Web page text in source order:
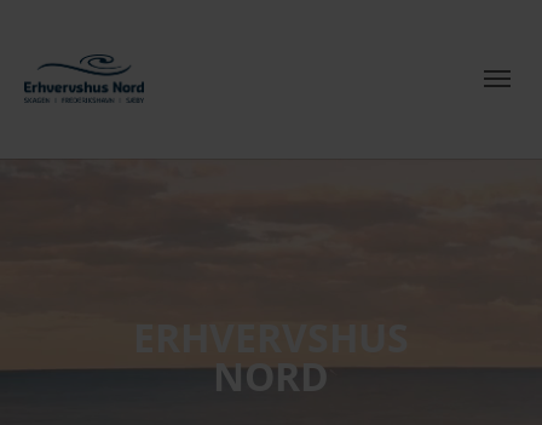
NORD